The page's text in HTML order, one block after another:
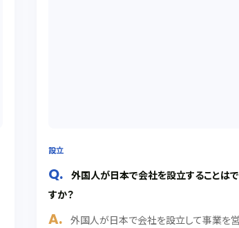
設立
外国人が日本で会社を設立することは
すか？
外国人が日本で会社を設立して事業を